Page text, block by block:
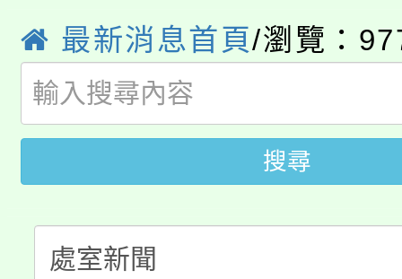
局官網。
8月14至27日，桃園電
開!
115年桃園市運動會8/
田徑場及游泳池舉行。
桃園市低收入戶享有免
視費優惠，中低收入戶
半價優惠，詳情可洽有
大園自造教育及科技
份教師增能研習
份教師研習
淨零綠生活教案入校路
最新消息首頁/瀏覽：
搜尋